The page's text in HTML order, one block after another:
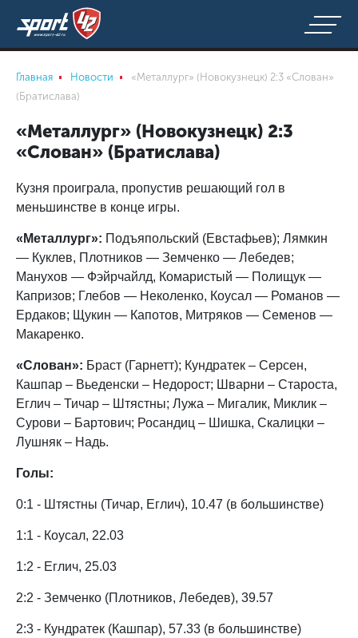
Главная Новости
«Металлург» (Новокузнецк) 2:3 «Слован»
(Братислава)
«Металлург» (Новокузнецк) 2:3
«Слован» (Братислава)
Кузня проиграла, пропустив решающий гол в
меньшинстве в конце игры.
«Металлург»: Подъяпольский (Евстафьев); Лямкин
— Куклев, Плотников — Земченко — Лебедев;
Манухов — Фэйрчайлд, Комаристый — Полищук —
Капризов; Глебов — Неколенко, Коусал — Романов —
Ердаков; Щукин — Капотов, Митряков — Семенов —
Макаренко.
«Слован»: Браст (Гарнетт); Кундратек – Серсен,
Кашпар – Вьеденски – Недорост; Шварни – Староста,
Еглич – Тичар – Штястны; Лужа – Мигалик, Миклик –
Сурови – Бартович; Росандиц – Шишка, Скалицки –
Лушняк – Надь.
Голы:
0:1 - Штястны (Тичар, Еглич), 10.47 (в большинстве)
1:1 - Коусал, 22.03
1:2 - Еглич, 25.03
2:2 - Земченко (Плотников, Лебедев), 39.57
2:3 - Кундратек (Кашпар), 57.33 (в большинстве)